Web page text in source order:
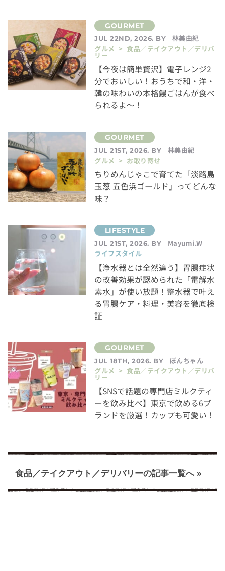
JUL 22ND, 2026. BY
林美由紀
グルメ > 食品／テイクアウト／デリバ
リー
【今夜は簡単贅沢】電子レンジ2
分でおいしい！おうちで和・洋・
韓の味わいの本格鰻ごはんが食べ
られるよ～！
JUL 21ST, 2026. BY
林美由紀
グルメ > お取り寄せ
ちりめんじゃこで育てた「淡路島
玉葱 五色浜ゴールド」ってどんな
味？
JUL 21ST, 2026. BY
Mayumi.W
ライフスタイル
【浄水器とは全然違う】胃腸症状
の改善効果が認められた「電解水
素水」が使い放題！整水器で叶え
る胃腸ケア・料理・美容を徹底検
証
JUL 18TH, 2026. BY
ぽんちゃん
グルメ > 食品／テイクアウト／デリバ
リー
【SNSで話題の専門店ミルクティ
ーを飲み比べ】東京で飲める6ブ
ランドを厳選！カップも可愛い！
食品／テイクアウト／デリバリーの記事一覧へ »